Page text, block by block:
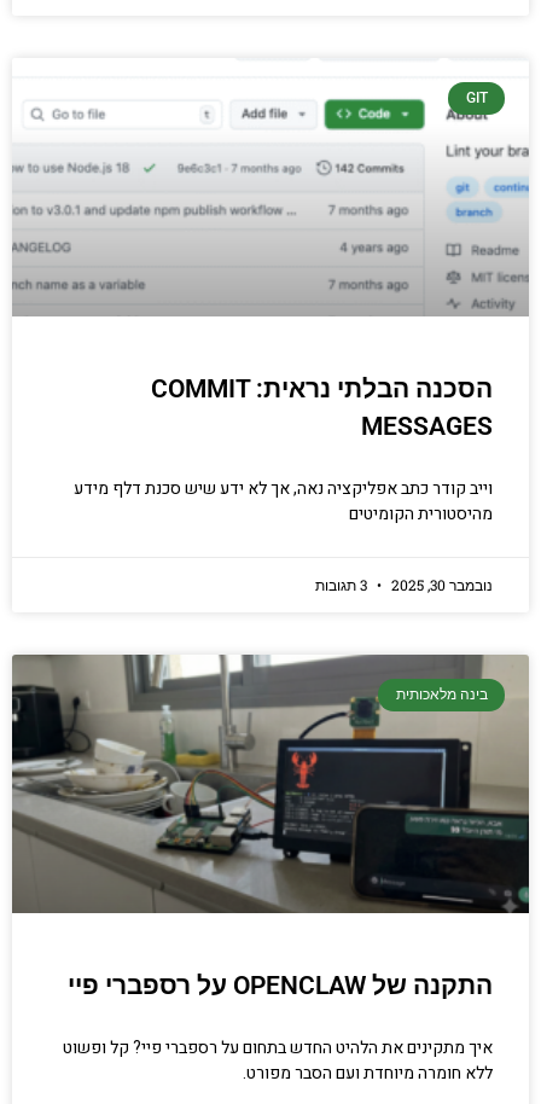
GIT
הסכנה הבלתי נראית: COMMIT
MESSAGES
וייב קודר כתב אפליקציה נאה, אך לא ידע שיש סכנת דלף מידע
מהיסטורית הקומיטים
נובמבר 30, 2025
בינה מלאכותית
התקנה של OPENCLAW על רספברי פיי
איך מתקינים את הלהיט החדש בתחום על רספברי פיי? קל ופשוט
ללא חומרה מיוחדת ועם הסבר מפורט.